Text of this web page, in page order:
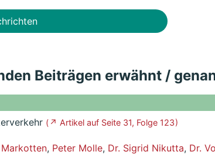
Beiträgen erwähnt /
( ↗ Artikel auf Seite 31, Folge 123 )
, Peter Molle, Dr. Sigrid Nikutta, Dr.